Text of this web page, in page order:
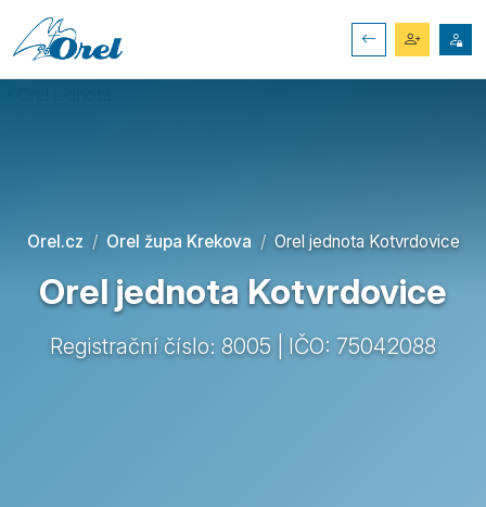
Orel.cz Orel župa Krekova Orel jednota Kotvrdovice
Orel jednota Kotvrdovice
Registrační číslo: 8005 | IČO: 75042088